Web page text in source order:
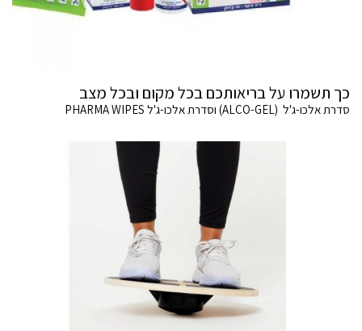
כך תשמרו על בריאותכם בכל מקום ובכל מצב
סדרת אלכו-ג'ל (ALCO-GEL) וסדרת אלכו-ג'ל PHARMA WIPES